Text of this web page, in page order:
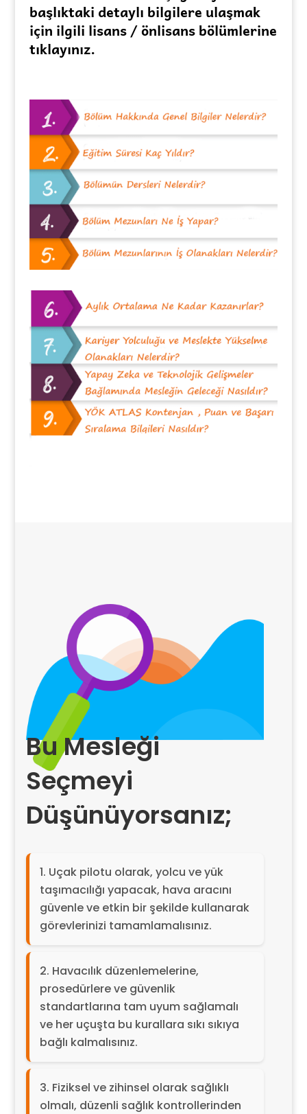
başlıktaki detaylı bilgilere ulaşmak
için ilgili lisans / önlisans bölümlerine
tıklayınız.
Bu Mesleği
Seçmeyi
Düşünüyorsanız;
Uçak pilotu olarak, yolcu ve yük
taşımacılığı yapacak, hava aracını
güvenle ve etkin bir şekilde kullanarak
görevlerinizi tamamlamalısınız.
Havacılık düzenlemelerine,
prosedürlere ve güvenlik
standartlarına tam uyum sağlamalı
ve her uçuşta bu kurallara sıkı sıkıya
bağlı kalmalısınız.
Fiziksel ve zihinsel olarak sağlıklı
olmalı, düzenli sağlık kontrollerinden